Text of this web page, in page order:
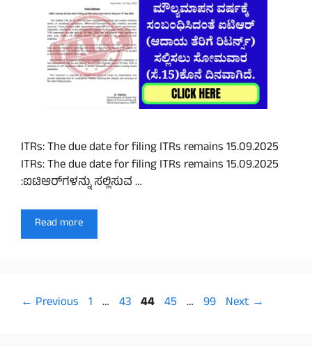
ITRs: The due date for filing ITRs remains 15.09.2025
ITRs: The due date for filing ITRs remains 15.09.2025
:ಐಟಿಆರ್‌ಗಳನ್ನು ಸಲ್ಲಿಸುವ …
Read more
← Previous Page
1 … Page
43 Page
44 Page
45 … Page
99 Next →